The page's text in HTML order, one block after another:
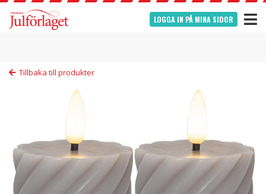
LOGGA IN PÅ MINA SIDOR
Tillbaka till produkter